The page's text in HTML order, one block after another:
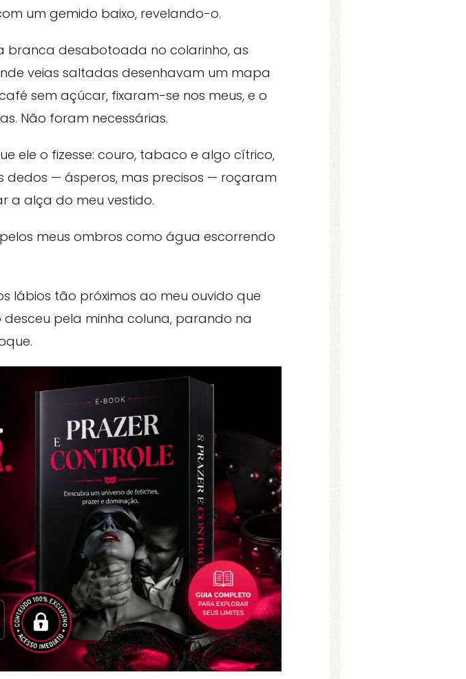
um gemido baixo, revelando-o.
branca desabotoada no colarinho, as
veias saltadas desenhavam um mapa
sem açúcar, fixaram-se nos meus, e o
Não foram necessárias.
ele o fizesse: couro, tabaco e algo cítrico,
dedos — ásperos, mas precisos — roçaram
a alça do meu vestido.
meus ombros como água escorrendo
lábios tão próximos ao meu ouvido que
pela minha coluna, parando na